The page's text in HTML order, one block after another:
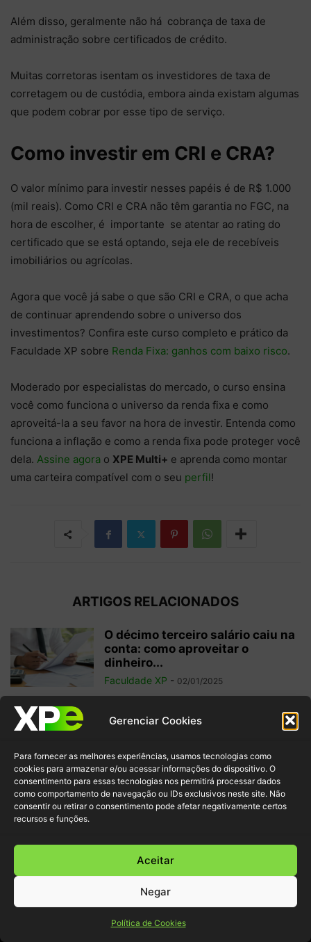
Gerenciar Cookies
Para fornecer as melhores experiências, usamos tecnologias como
cookies para armazenar e/ou acessar informações do dispositivo. O
consentimento para essas tecnologias nos permitirá processar dados
como comportamento de navegação ou IDs exclusivos neste site. Não
consentir ou retirar o consentimento pode afetar negativamente certos
recursos e funções.
Aceitar
Negar
Política de Cookies
Além disso, geralmente não há cobrança de taxa de
administração sobre certificados de crédito.
Muitas corretoras isentam os investidores de taxa de
corretagem ou de custódia, embora ainda existam algumas
que podem cobrar por esse tipo de serviço.
Como investir em CRI e CRA?
O valor mínimo para investir nesses papéis é de R$ 1.000
(mil reais). Como CRI e CRA não têm garantia no FGC, na
hora de escolher, é importante se atentar ao rating do
certificado que se está optando, seja ele de recebíveis
imobiliários ou agrícolas.
Agora que você já sabe o que são CRI e CRA, o que acha
de continuar aprendendo sobre o universo dos
investimentos? Confira este curso completo e prático da
Faculdade XP sobre Renda Fixa: ganhos com baixo risco.
Moderado por especialistas do mercado, o curso ensina
você como funciona o universo da renda fixa e como
aproveitá-la a seu favor na hora de investir. Entenda como
funciona a inflação e como a renda fixa pode proteger você
dela. Assine agora o XPE Multi+ e aprenda como montar
uma carteira compatível com o seu perfil!
ARTIGOS RELACIONADOS
O décimo terceiro salário caiu na
conta: como aproveitar o
dinheiro...
Faculdade XP - 02/01/2025
Investimentos internacionais:
vale a pena investir fora do
Faculdade XP - 04/10/2024
Criptomoedas: regulamentações
e inovação para garantir
30/09/2024
© XP Educação 2022